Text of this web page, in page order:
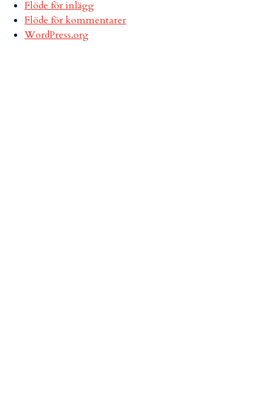
Flöde för inlägg
Flöde för kommentarer
WordPress.org